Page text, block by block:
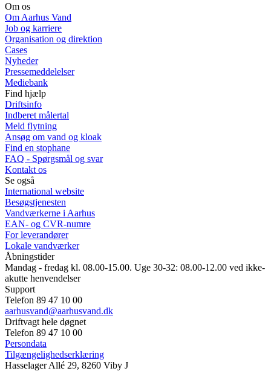
Om os
Om Aarhus Vand
Job og karriere
Organisation og direktion
Cases
Nyheder
Pressemeddelelser
Mediebank
Find hjælp
Driftsinfo
Indberet målertal
Meld flytning
Ansøg om vand og kloak
Find en stophane
FAQ - Spørgsmål og svar
Kontakt os
Se også
International website
Besøgstjenesten
Vandværkerne i Aarhus
EAN- og CVR-numre
For leverandører
Lokale vandværker
Åbningstider
Mandag - fredag kl. 08.00-15.00. Uge 30-32: 08.00-12.00 ved ikke-
akutte henvendelser
Support
Telefon 89 47 10 00
aarhusvand@aarhusvand.dk
Driftvagt hele døgnet
Telefon 89 47 10 00
Persondata
Tilgængelighedserklæring
Hasselager Allé 29, 8260 Viby J